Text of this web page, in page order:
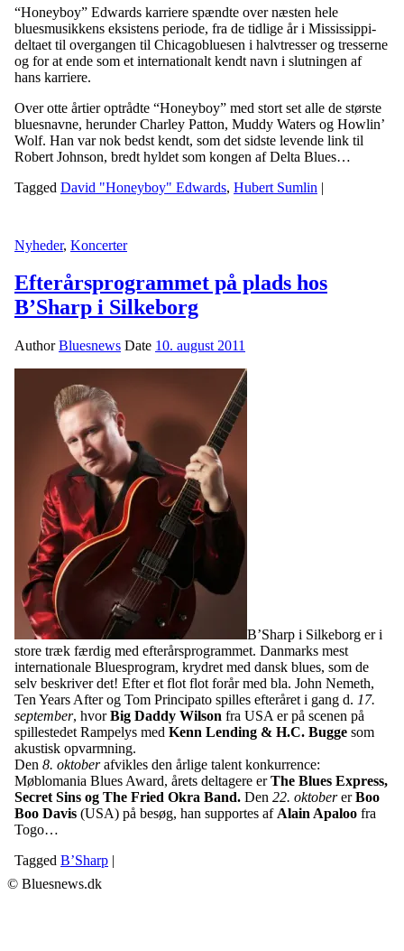
“Honeyboy” Edwards karriere spændte over næsten hele
bluesmusikkens eksistens periode, fra de tidlige år i Mississippi-
deltaet til overgangen til Chicagobluesen i halvtresser og tresserne
og for at ende som et internationalt kendt navn i slutningen af
hans karriere.
Over otte årtier optrådte “Honeyboy” med stort set alle de største
bluesnavne, herunder Charley Patton, Muddy Waters og Howlin’
Wolf. Han var nok bedst kendt, som det sidste levende link til
Robert Johnson, bredt hyldet som kongen af Delta Blues…
Tagged David "Honeyboy" Edwards, Hubert Sumlin |
Nyheder, Koncerter
Efterårsprogrammet på plads hos
B’Sharp i Silkeborg
AuthorBluesnews Date 10. august 2011
B’Sharp i Silkeborg er i
store træk færdig med efterårsprogrammet. Danmarks mest
internationale Bluesprogram, krydret med dansk blues, som de
selv beskriver det! Efter et flot flot forår med bla. John Nemeth,
Ten Years After og Tom Principato spilles efteråret i gang d. 17.
september, hvorBig Daddy Wilson fra USA er på scenen på
spillestedet Rampelys med Kenn Lending & H.C. Bugge som
akustisk opvarmning.
Den 8. oktoberafvikles den årlige talent konkurrence:
Møblomania Blues Award, årets deltagere erThe Blues Express,
Secret Sins og The Fried Okra Band. Den 22. oktobererBoo
Boo Davis (USA) på besøg, han supportes af Alain Apaloo fra
Togo…
Tagged B’Sharp |
© Bluesnews.dk